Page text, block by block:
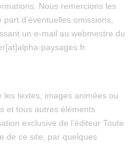
Nous remercions les
d’éventuelles omissions,
un e-mail au webmestre du
paysages.fr.
textes, images animées ou
et tous autres éléments
exclusive de l’éditeur Toute
de ce site, par quelques